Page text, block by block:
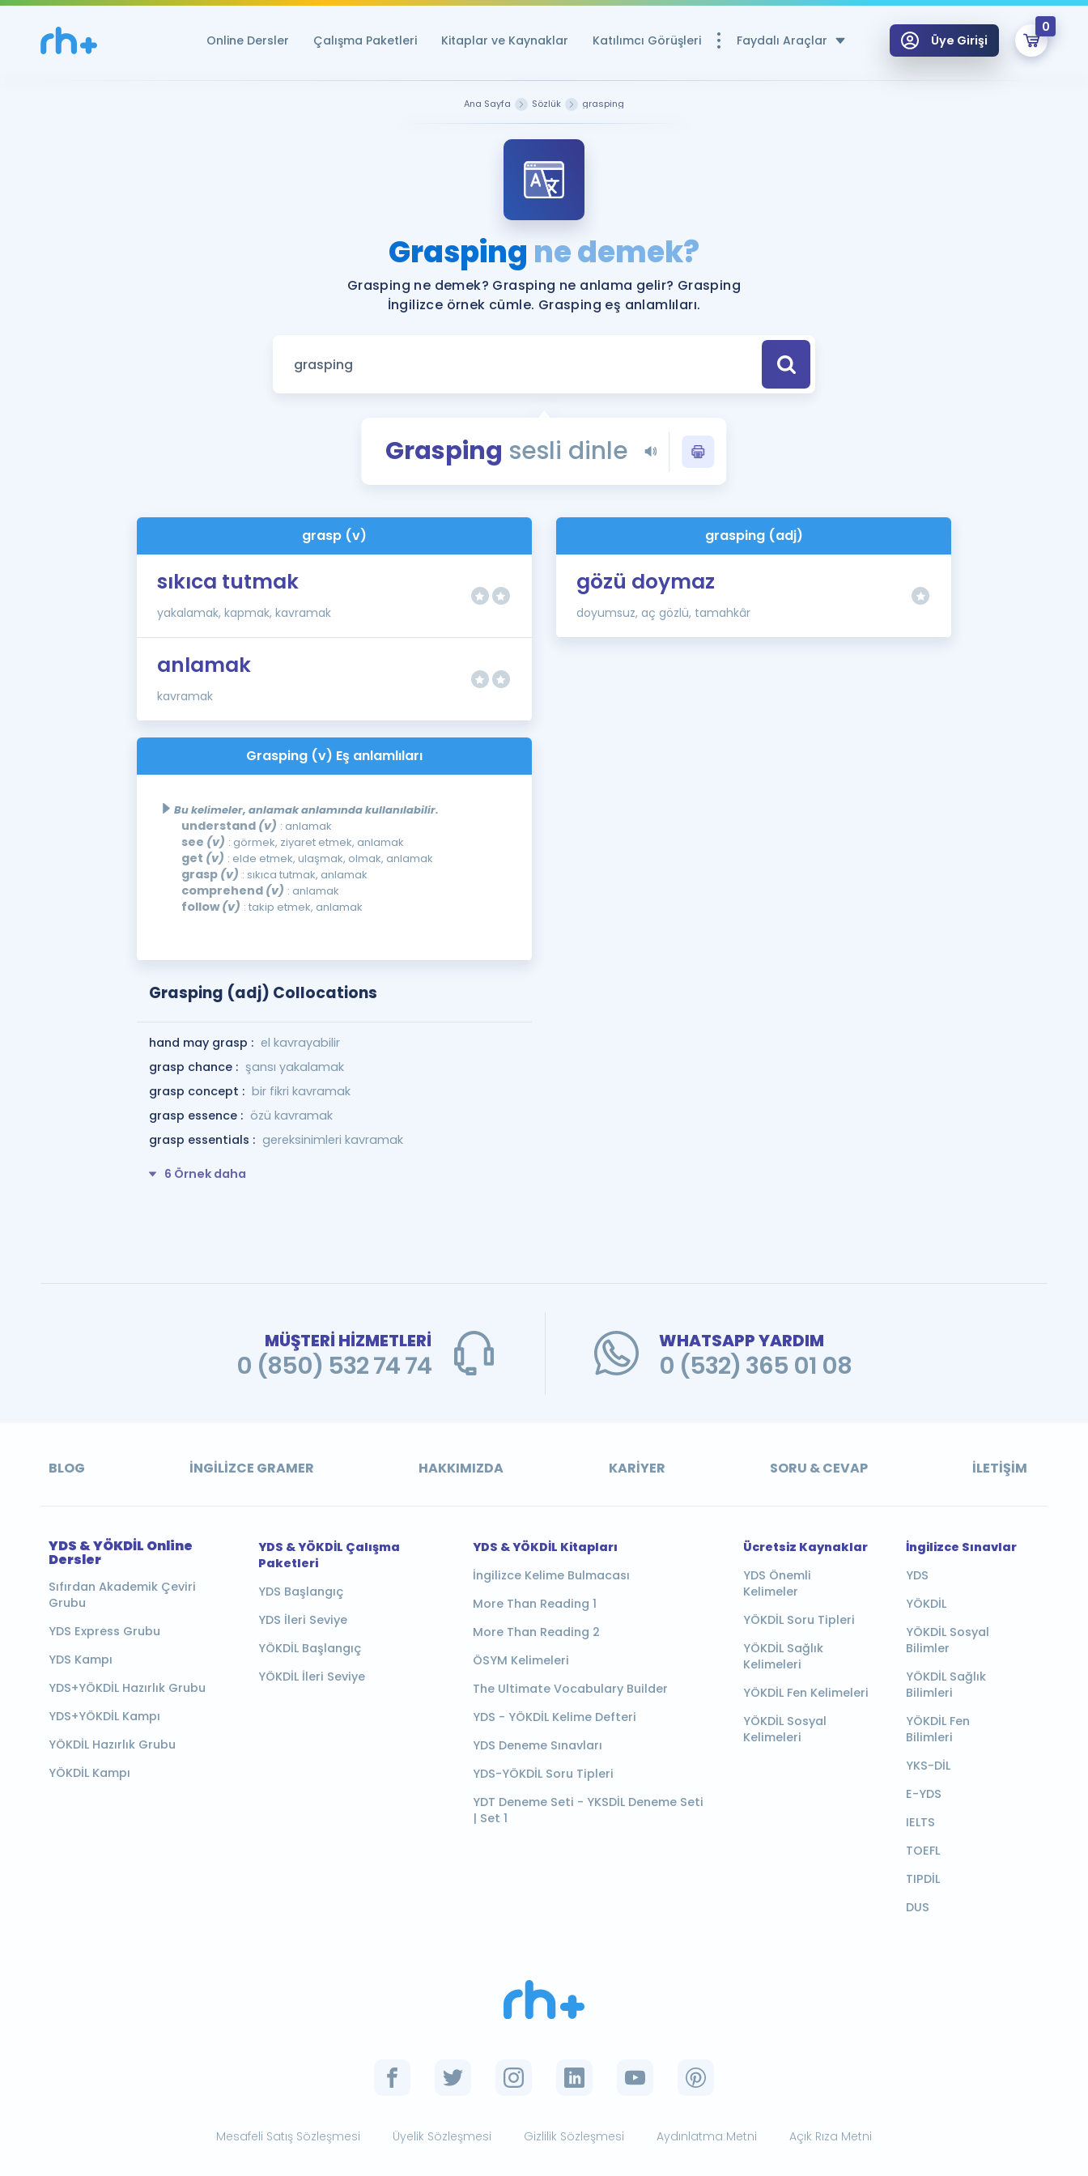
Online Dersler Çalışma Paketleri Kitaplar ve Kaynaklar Katılımcı Görüşleri Faydalı Araçlar
YDS ve YÖKDİL Puan Hesaplama Aracı
YDS ve YÖKDİL'e Hazırlananlar için Öneriler
Tüm ÖSYM Sınavları Tek Takvimde
YDS - YÖKDİL Tüm Sınavlarla İlgili Haberler
İngilizce Gramer
Üye Girişi
0
Ana Sayfa Sözlük grasping
Grasping ne demek?
Grasping ne demek? Grasping ne anlama gelir? Grasping
İngilizce örnek cümle. Grasping eş anlamlıları.
Grasping sesli dinle
grasp (v)
sıkıca tutmak
yakalamak, kapmak, kavramak
anlamak
kavramak
Grasping (v) Eş anlamlıları
Bu kelimeler, anlamak anlamında kullanılabilir.
understand (v) : anlamak
see (v) : görmek, ziyaret etmek, anlamak
get (v) : elde etmek, ulaşmak, olmak, anlamak
grasp (v) : sıkıca tutmak, anlamak
comprehend (v) : anlamak
follow(v) : takip etmek, anlamak
Grasping (adj) Collocations
hand may grasp : el kavrayabilir
grasp chance : şansı yakalamak
grasp concept : bir fikri kavramak
grasp essence : özü kavramak
grasp essentials : gereksinimleri kavramak
6 Örnek daha
grasping (adj)
gözü doymaz
doyumsuz, aç gözlü, tamahkâr
MÜŞTERİ HİZMETLERİ
0 (850) 532 74 74
WHATSAPP YARDIM
0 (532) 365 01 08
BLOG İNGILIZCE GRAMER HAKKIMIZDA KARIYER SORU & CEVAP İLETIŞIM
YDS & YÖKDİL Online
Dersler
Sıfırdan Akademik Çeviri
Grubu
YDS Express Grubu
YDS Kampı
YDS+YÖKDİL Hazırlık Grubu
YDS+YÖKDİL Kampı
YÖKDİL Hazırlık Grubu
YÖKDİL Kampı
YDS & YÖKDİL Çalışma
Paketleri
YDS Başlangıç
YDS İleri Seviye
YÖKDİL Başlangıç
YÖKDİL İleri Seviye
YDS & YÖKDİL Kitapları
İngilizce Kelime Bulmacası
More Than Reading 1
More Than Reading 2
ÖSYM Kelimeleri
The Ultimate Vocabulary Builder
YDS - YÖKDİL Kelime Defteri
YDS Deneme Sınavları
YDS-YÖKDİL Soru Tipleri
YDT Deneme Seti - YKSDİL Deneme Seti
| Set 1
Ücretsiz Kaynaklar
YDS Önemli
Kelimeler
YÖKDİL Soru Tipleri
YÖKDİL Sağlık
Kelimeleri
YÖKDİL Fen Kelimeleri
YÖKDİL Sosyal
Kelimeleri
İngilizce Sınavlar
YDS
YÖKDİL
YÖKDİL Sosyal
Bilimler
YÖKDİL Sağlık
Bilimleri
YÖKDİL Fen
Bilimleri
YKS-DİL
E-YDS
IELTS
TOEFL
TIPDİL
DUS
Mesafeli Satış Sözleşmesi Üyelik Sözleşmesi Gizlilik Sözleşmesi Aydınlatma Metni Açık Rıza Metni